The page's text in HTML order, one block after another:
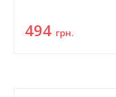
494 грн.